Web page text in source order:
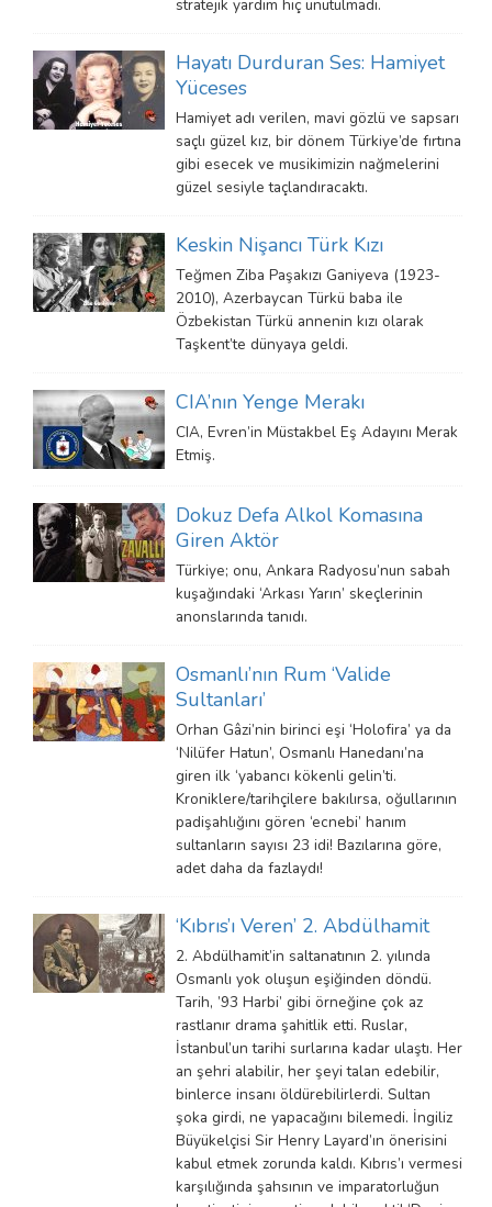
stratejik yardım hiç unutulmadı.
Hayatı Durduran Ses: Hamiyet
Yüceses
Hamiyet adı verilen, mavi gözlü ve sapsarı
saçlı güzel kız, bir dönem Türkiye’de fırtına
gibi esecek ve musikimizin nağmelerini
güzel sesiyle taçlandıracaktı.
Keskin Nişancı Türk Kızı
Teğmen Ziba Paşakızı Ganiyeva (1923-
2010), Azerbaycan Türkü baba ile
Özbekistan Türkü annenin kızı olarak
Taşkent’te dünyaya geldi.
CIA’nın Yenge Merakı
CIA, Evren’in Müstakbel Eş Adayını Merak
Etmiş.
Dokuz Defa Alkol Komasına
Giren Aktör
Türkiye; onu, Ankara Radyosu’nun sabah
kuşağındaki ‘Arkası Yarın’ skeçlerinin
anonslarında tanıdı.
Osmanlı’nın Rum ‘Valide
Sultanları’
Orhan Gâzi’nin birinci eşi ‘Holofira’ ya da
‘Nilüfer Hatun’, Osmanlı Hanedanı’na
giren ilk ‘yabancı kökenli gelin’ti.
Kroniklere/tarihçilere bakılırsa, oğullarının
padişahlığını gören ‘ecnebi’ hanım
sultanların sayısı 23 idi! Bazılarına göre,
adet daha da fazlaydı!
‘Kıbrıs’ı Veren’ 2. Abdülhamit
2. Abdülhamit’in saltanatının 2. yılında
Osmanlı yok oluşun eşiğinden döndü.
Tarih, ’93 Harbi’ gibi örneğine çok az
rastlanır drama şahitlik etti. Ruslar,
İstanbul’un tarihi surlarına kadar ulaştı. Her
an şehri alabilir, her şeyi talan edebilir,
binlerce insanı öldürebilirlerdi. Sultan
şoka girdi, ne yapacağını bilemedi. İngiliz
Büyükelçisi Sir Henry Layard’ın önerisini
kabul etmek zorunda kaldı. Kıbrıs’ı vermesi
karşılığında şahsının ve imparatorluğun